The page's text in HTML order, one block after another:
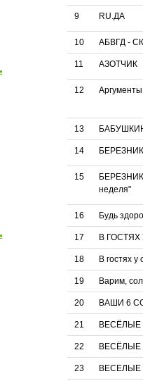
9 RU.ДА
10 АБВГД -
11 АЗОТЧИК
12
13
14
15
неделя"
16 Будь
17 В ГОСТЯХ
18 В гостях у
19 Варим,
20 ВАШИ 6
21 ВЕСЁЛЫЕ
22 ВЕСЁЛЫЕ
23 ВЕСЕЛЫЕ